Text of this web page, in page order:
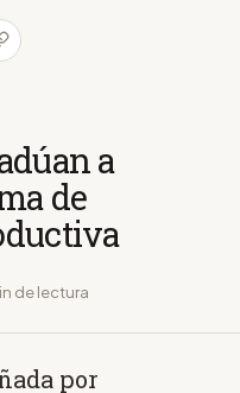
a
de
de lectura
por